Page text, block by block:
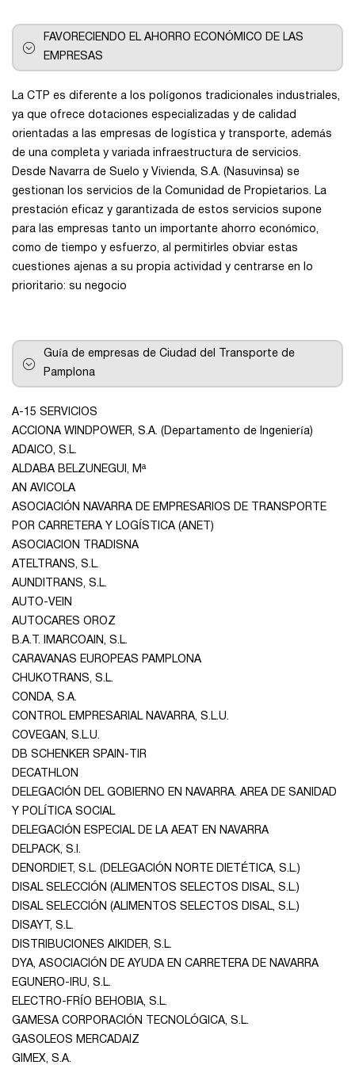
FAVORECIENDO EL AHORRO ECONÓMICO DE LAS
EMPRESAS
La CTP es diferente a los polígonos tradicionales industriales,
ya que ofrece dotaciones especializadas y de calidad
orientadas a las empresas de logística y transporte, además
de una completa y variada infraestructura de servicios.
Desde Navarra de Suelo y Vivienda, S.A. (Nasuvinsa) se
gestionan los servicios de la Comunidad de Propietarios. La
prestación eficaz y garantizada de estos servicios supone
para las empresas tanto un importante ahorro económico,
como de tiempo y esfuerzo, al permitirles obviar estas
cuestiones ajenas a su propia actividad y centrarse en lo
prioritario: su negocio
Guía de empresas de Ciudad del Transporte de
Pamplona
A-15 SERVICIOS
ACCIONA WINDPOWER, S.A. (Departamento de Ingeniería)
ADAICO, S.L.
ALDABA BELZUNEGUI, Mª
AN AVICOLA
ASOCIACIÓN NAVARRA DE EMPRESARIOS DE TRANSPORTE
POR CARRETERA Y LOGÍSTICA (ANET)
ASOCIACION TRADISNA
ATELTRANS, S.L.
AUNDITRANS, S.L.
AUTO-VEIN
AUTOCARES OROZ
B.A.T. IMARCOAIN, S.L.
CARAVANAS EUROPEAS PAMPLONA
CHUKOTRANS, S.L.
CONDA, S.A.
CONTROL EMPRESARIAL NAVARRA, S.L.U.
COVEGAN, S.L.U.
DB SCHENKER SPAIN-TIR
DECATHLON
DELEGACIÓN DEL GOBIERNO EN NAVARRA. AREA DE SANIDAD
Y POLÍTICA SOCIAL
DELEGACIÓN ESPECIAL DE LA AEAT EN NAVARRA
DELPACK, S.I.
DENORDIET, S.L. (DELEGACIÓN NORTE DIETÉTICA, S.L.)
DISAL SELECCIÓN (ALIMENTOS SELECTOS DISAL, S.L.)
DISAL SELECCIÓN (ALIMENTOS SELECTOS DISAL, S.L.)
DISAYT, S.L.
DISTRIBUCIONES AIKIDER, S.L.
DYA, ASOCIACIÓN DE AYUDA EN CARRETERA DE NAVARRA
EGUNERO-IRU, S.L.
ELECTRO-FRÍO BEHOBIA, S.L.
GAMESA CORPORACIÓN TECNOLÓGICA, S.L.
GASOLEOS MERCADAIZ
GIMEX, S.A.